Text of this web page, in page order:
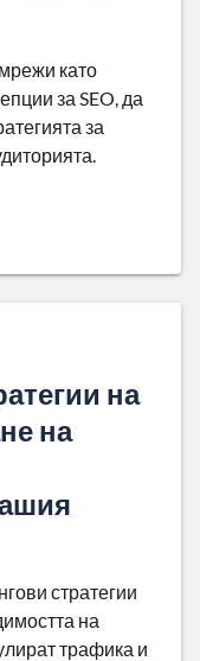
като
за SEO, да
за
на
на
стратегии
на
трафика и